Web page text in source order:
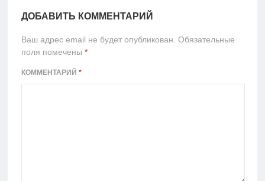
ДОБАВИТЬ КОММЕНТАРИЙ
Ваш адрес email не будет опубликован. Обязательные
поля помечены *
КОММЕНТАРИЙ *